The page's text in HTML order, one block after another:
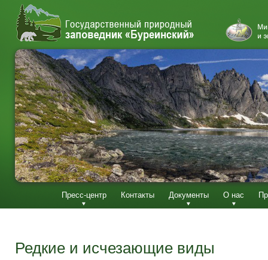
Пресс-центр Контакты Документы О нас
Редкие и исчезающие виды